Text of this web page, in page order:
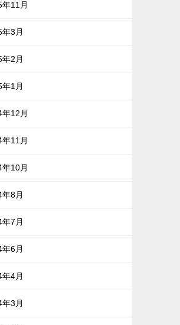
年11月
3月
2月
1月
年12月
年11月
年10月
8月
7月
6月
4月
3月